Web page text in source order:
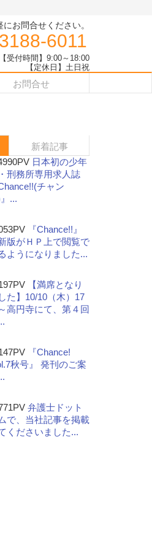
にお問合せください。
6011
【受付時間】9:00～18:00
【定休日】土日祝
お問合せ
新着記事
日本初の少年
刑務所専用求人誌
Chance!!(チャン
...
『Chance!!』
版がＨＰ上で閲覧で
ようになりました...
【満席となり
た】10/10（木）17
高円寺にて、第４回
『Chance!
秋号』 発刊のご案
弁護士ドット
で、当社記事を掲載
くださいました...